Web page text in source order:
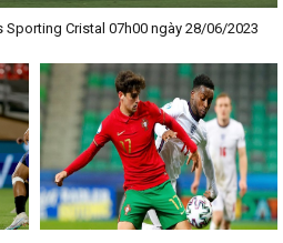
Sporting Cristal 07h00 ngày 28/06/2023